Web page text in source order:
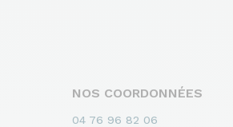
NOS COORDONNÉES
04 76 96 82 06